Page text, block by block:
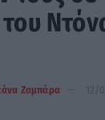
Ζαμπάρα
12/